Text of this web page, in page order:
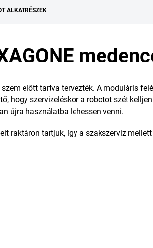
ALKATRÉSZEK
előtt tartva tervezték. A moduláris
hogy szervizeléskor a robotot szét
újra használatba lehessen venni.
raktáron tartjuk, így a szakszerviz